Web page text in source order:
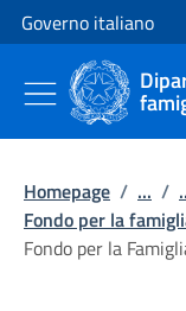
Vai al contenuto
Vai alla navigazione del
Governo italiano
Homepage / ... /
Fondo per la
Fondo per la